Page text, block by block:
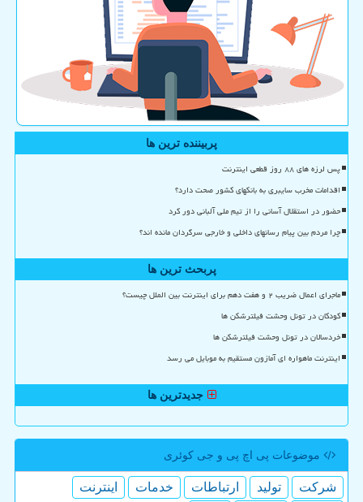
پربیننده ترین ها
پس لرزه های ۸۸ روز قطعی اینترنت
اقدامات مخرب سایبری به بانکهای کشور صحت دارد؟
حضور در استقلال آسانی را از تیم ملی آلبانی دور کرد
چرا مردم بین پیام رسانهای داخلی و خارجی سرگردان مانده اند؟
پربحث ترین ها
ماجرای اعمال ضریب ۲ و هفت دهم برای اینترنت بین الملل چیست؟
کودکان در تونل وحشت فیلترشکن ها
خردسالان در تونل وحشت فیلترشکن ها
اینترنت ماهواره ای آمازون مستقیم به موبایل می رسد
جدیدترین ها
موضوعات پی اچ پی و جی كوئری
شركت تولید ارتباطات خدمات
اینترنت